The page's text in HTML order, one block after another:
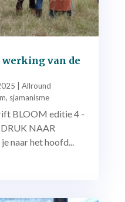
werking van de
Allround
, sjamanisme
BLOOM editie 4 -
NAAR
naar het hoofd...